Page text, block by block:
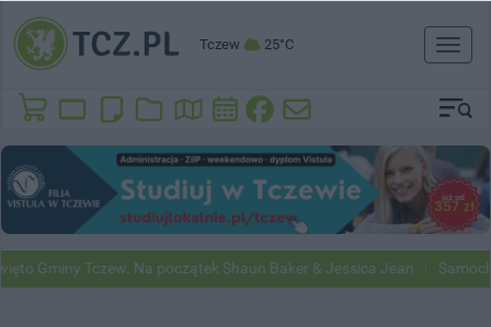
Tczew 25°C
Toggle
Gminy Tczew. Na początek Shaun Baker & Jessica Jean